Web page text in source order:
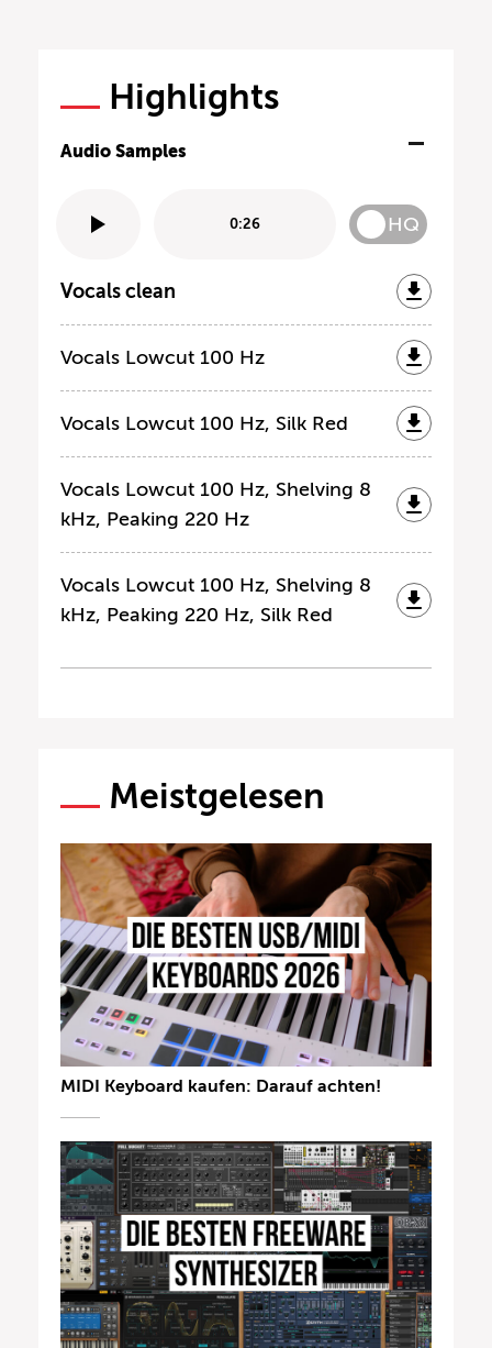
Highlights
Audio Samples
0:26 HQ
Vocals clean
Vocals Lowcut 100 Hz
Vocals Lowcut 100 Hz, Silk Red
Vocals Lowcut 100 Hz, Shelving 8
kHz, Peaking 220 Hz
Vocals Lowcut 100 Hz, Shelving 8
kHz, Peaking 220 Hz, Silk Red
Meistgelesen
MIDI Keyboard kaufen: Darauf achten!